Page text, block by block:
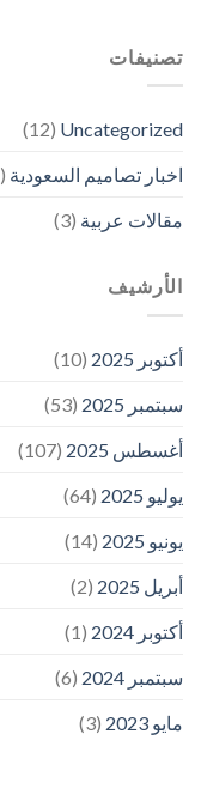
تصنيفات
Uncategorized
(12)
اخبار تصاميم السعودية (247)
مقالات عربية (3)
الأرشيف
أكتوبر 2025
(10)
سبتمبر 2025
(53)
أغسطس 2025
(107)
يوليو 2025
(64)
يونيو 2025
(14)
أبريل 2025
(2)
أكتوبر 2024
(1)
سبتمبر 2024
(6)
مايو 2023
(3)